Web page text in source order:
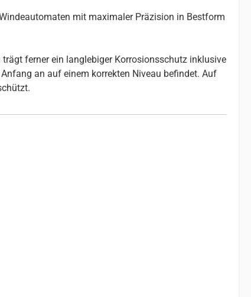
mit maximaler Präzision in Bestform
ferner ein langlebiger Korrosionsschutz inklusive
an auf einem korrekten Niveau befindet. Auf